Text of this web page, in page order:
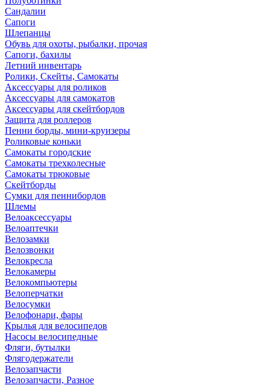
Сандалии
Сапоги
Шлепанцы
Обувь для охоты, рыбалки, прочая
Сапоги, бахилы
Летний инвентарь
Ролики, Скейты, Самокаты
Аксессуары для роликов
Аксессуары для самокатов
Аксессуары для скейтбордов
Защита для роллеров
Пенни борды, мини-круизеры
Роликовые коньки
Самокаты городские
Самокаты трехколесные
Самокаты трюковые
Скейтборды
Сумки для пеннибордов
Шлемы
Велоаксессуары
Велоаптечки
Велозамки
Велозвонки
Велокресла
Велокамеры
Велокомпьютеры
Велоперчатки
Велосумки
Велофонари, фары
Крылья для велосипедов
Насосы велосипедные
Фляги, бутылки
Флягодержатели
Велозапчасти
Велозапчасти, Разное